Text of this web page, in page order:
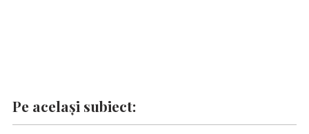
Pe același subiect: